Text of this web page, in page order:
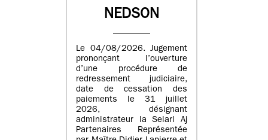
NEDSON
Le 04/08/2026. Jugement
prononçant l’ouverture
d’une procédure de
redressement judiciaire,
date de cessation des
paiements le 31 juillet
2026, désignant
administrateur la Selarl Aj
Partenaires Représentée